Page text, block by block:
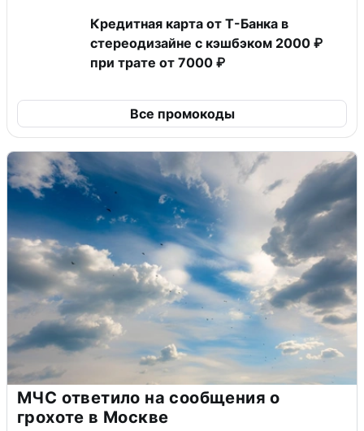
Кредитная карта от Т-Банка в
стереодизайне с кэшбэком 2000 ₽
при трате от 7000 ₽
Все промокоды
МЧС ответило на сообщения о
грохоте в Москве